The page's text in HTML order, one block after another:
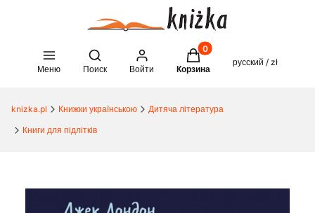
Меню
Open search engine
Поиск Войти
Товары в корзине: 0.
Корзина
русский / zł
knizka.pl Книжки українською
Дитяча література
Книги для підлітків